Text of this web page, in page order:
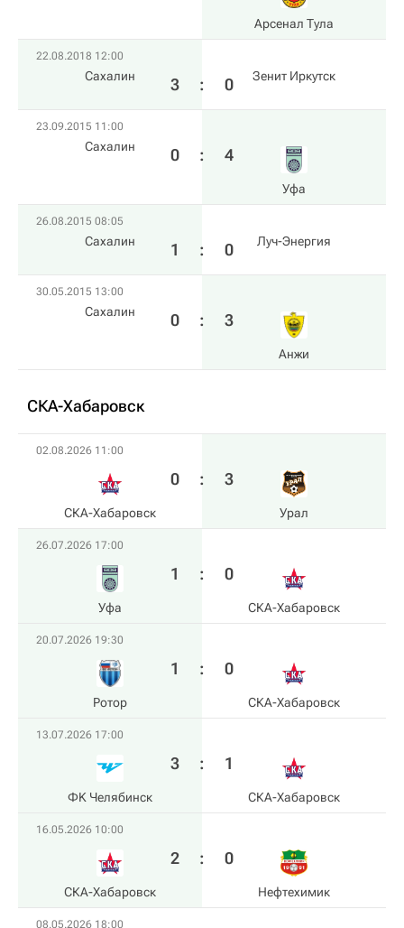
Арсенал Тула
22.08.2018 12:00
Сахалин 3 : 0 Зенит Иркутск
23.09.2015 11:00
Сахалин 0 : 4
Уфа
26.08.2015 08:05
Сахалин 1 : 0 Луч-Энергия
30.05.2015 13:00
Сахалин 0 : 3
Анжи
СКА-Хабаровск
02.08.2026 11:00
СКА-Хабаровск
0 : 3
Урал
26.07.2026 17:00
Уфа
1 : 0
СКА-Хабаровск
20.07.2026 19:30
Ротор
1 : 0
СКА-Хабаровск
13.07.2026 17:00
ФK Челябинск
3 : 1
СКА-Хабаровск
16.05.2026 10:00
СКА-Хабаровск
2 : 0
Нефтехимик
08.05.2026 18:00